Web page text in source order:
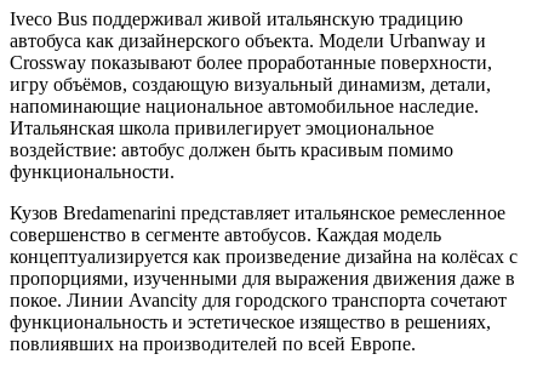
Iveco Bus поддерживал живой итальянскую традицию
автобуса как дизайнерского объекта. Модели Urbanway и
Crossway показывают более проработанные поверхности,
игру объёмов, создающую визуальный динамизм, детали,
напоминающие национальное автомобильное наследие.
Итальянская школа привилегирует эмоциональное
воздействие: автобус должен быть красивым помимо
функциональности.
Кузов Bredamenarini представляет итальянское ремесленное
совершенство в сегменте автобусов. Каждая модель
концептуализируется как произведение дизайна на колёсах с
пропорциями, изученными для выражения движения даже в
покое. Линии Avancity для городского транспорта сочетают
функциональность и эстетическое изящество в решениях,
повлиявших на производителей по всей Европе.